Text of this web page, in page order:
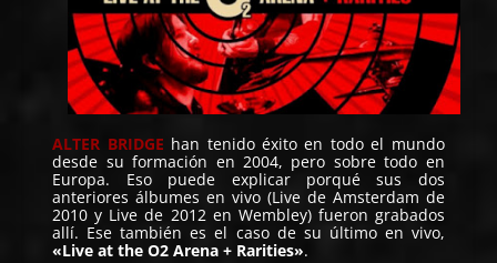
ALTER BRIDGE han tenido éxito en todo el mundo
desde su formación en 2004, pero sobre todo en
Europa. Eso puede explicar porqué sus dos
anteriores álbumes en vivo (Live de Amsterdam de
2010 y Live de 2012 en Wembley) fueron grabados
allí. Ese también es el caso de su último en vivo,
«Live at the O2 Arena + Rarities».